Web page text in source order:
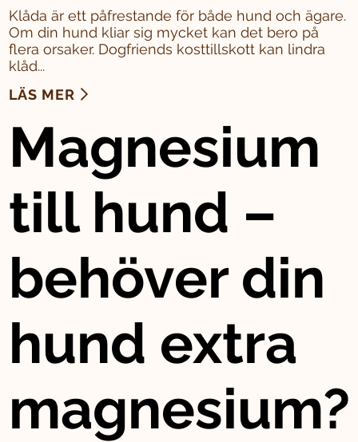
Klåda är ett påfrestande för både hund och ägare.
Om din hund kliar sig mycket kan det bero på
flera orsaker. Dogfriends kosttillskott kan lindra
klåd...
LÄS MER
Magnesium
till hund –
behöver din
hund extra
magnesium?